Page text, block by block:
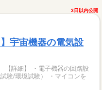
3日以内公開
宇宙機器の電気設
験/環境試験） ・マイコンを